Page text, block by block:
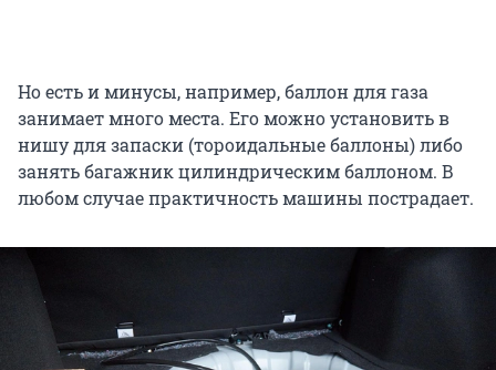
Но есть и минусы, например, баллон для газа
занимает много места. Его можно установить в
нишу для запаски (тороидальные баллоны) либо
занять багажник цилиндрическим баллоном. В
любом случае практичность машины пострадает.